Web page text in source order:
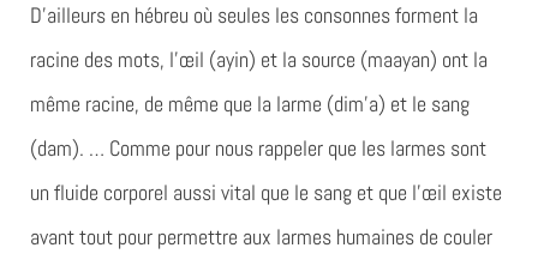
D’ailleurs en hébreu où seules les consonnes forment la
racine des mots, l’œil (ayin) et la source (maayan) ont la
même racine, de même que la larme (dim’a) et le sang
(dam). … Comme pour nous rappeler que les larmes sont
un fluide corporel aussi vital que le sang et que l’œil existe
avant tout pour permettre aux larmes humaines de couler